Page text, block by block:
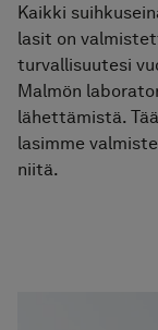
01
Tietoa
Studio
Kaikki
lasit on
turvallisuutesi
Malmön
lähettämistä.
lasimme
niitä.